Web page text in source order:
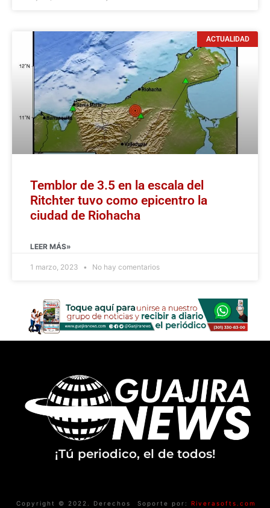
ACTUALIDAD
Temblor de 3.5 en la escala del
Ritchter tuvo como epicentro la
ciudad de Riohacha
LEER MÁS»
1 marzo, 2023 No hay comentarios
¡Tú periodico, el de todos!
Copyright © 2022. Derechos
Soporte por: Riverasofts.com